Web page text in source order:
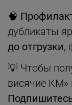
🧠
дубликаты
до отгрузки,
💡 Чтобы
висячие КМ»